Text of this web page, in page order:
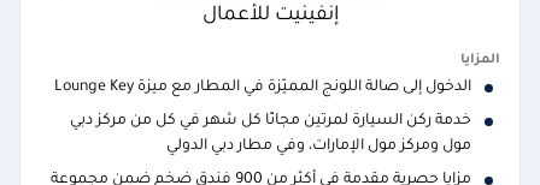
إنفينيت للأعمال
المزايا
الدخول إلى صالة اللونج المميّزة في المطار مع ميزة Lounge Key
خدمة ركن السيارة لمرتين مجانًا كل شهر في كل من مركز دبي
مول ومركز مول الإمارات، وفي مطار دبي الدولي
مزايا حصرية مقدمة في أكثر من 900 فندق ضخم ضمن مجموعة